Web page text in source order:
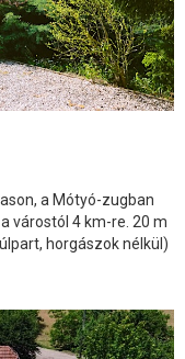
a Mótyó-zugban
várostól 4 km-re. 20 m
horgászok nélkül)